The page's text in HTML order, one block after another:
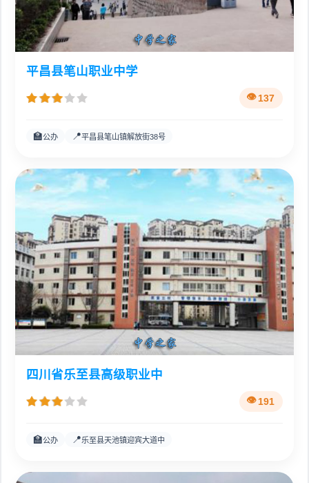
平昌县笔山职业中学
137
🏫公办 📍平昌县笔山镇解放街38号
四川省乐至县高级职业中
191
🏫公办 📍乐至县天池镇迎宾大道中